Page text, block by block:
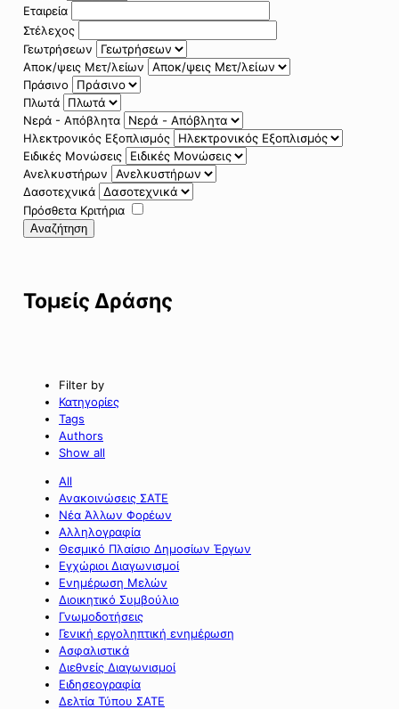
Εταιρεία
Στέλεχος
Γεωτρήσεων
Αποκ/ψεις Μετ/λείων
Πράσινο
Πλωτά
Νερά - Απόβλητα
Ηλεκτρονικός Εξοπλισμός
Ειδικές Μονώσεις
Ανελκυστήρων
Δασοτεχνικά
Πρόσθετα Κριτήρια
Αναζήτηση
Τομείς Δράσης
Filter by
Κατηγορίες
Tags
Authors
Show all
All
Ανακοινώσεις ΣΑΤΕ
Νέα Άλλων Φορέων
Αλληλογραφία
Θεσμικό Πλαίσιο Δημοσίων Έργων
Εγχώριοι Διαγωνισμοί
Ενημέρωση Μελών
Διοικητικό Συμβούλιο
Γνωμοδοτήσεις
Γενική εργοληπτική ενημέρωση
Ασφαλιστικά
Διεθνείς Διαγωνισμοί
Ειδησεογραφία
Δελτία Τύπου ΣΑΤΕ